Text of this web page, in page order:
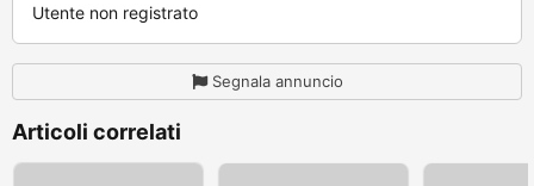
Utente non registrato
Segnala annuncio
Articoli correlati